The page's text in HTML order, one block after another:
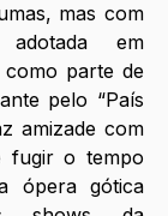
mas com
como parte de
pelo “País
amizade com
fugir o tempo
ópera gótica